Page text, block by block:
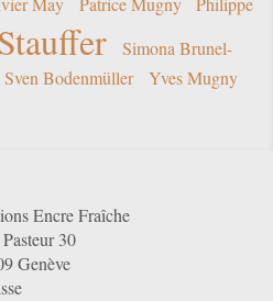
Simona Brunel-
Sven Bodenmüller Yves Mugny
Encre Fraîche
30
Genève